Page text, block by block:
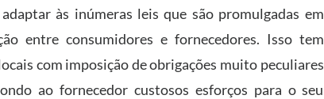
às inúmeras leis que são promulgadas em
entre consumidores e fornecedores. Isso tem
com imposição de obrigações muito peculiares
ao fornecedor custosos esforços para o seu